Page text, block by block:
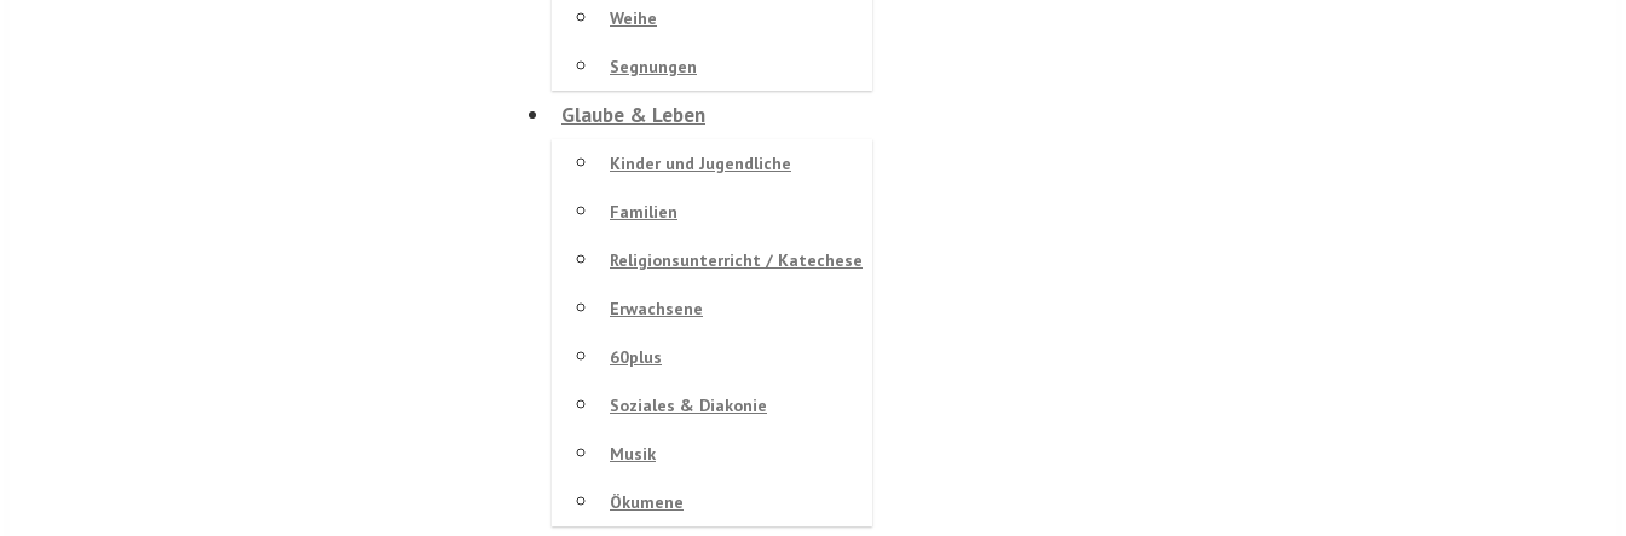
Weihe
Segnungen
Glaube & Leben
Kinder und Jugendliche
Familien
Religionsunterricht / Katechese
Erwachsene
60plus
Soziales & Diakonie
Musik
Ökumene